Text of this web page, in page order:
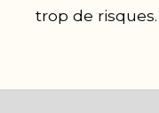
trop de risques.